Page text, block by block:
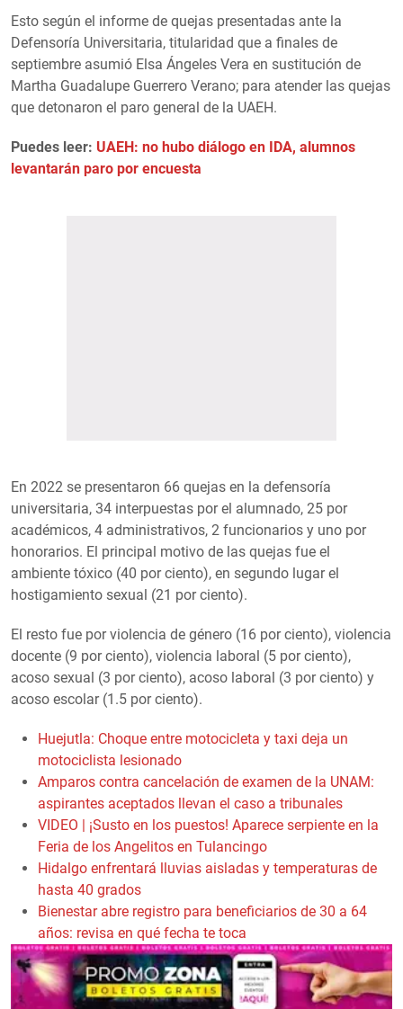
Esto según el informe de quejas presentadas ante la
Defensoría Universitaria, titularidad que a finales de
septiembre asumió Elsa Ángeles Vera en sustitución de
Martha Guadalupe Guerrero Verano; para atender las quejas
que detonaron el paro general de la UAEH.
Puedes leer: UAEH: no hubo diálogo en IDA, alumnos
levantarán paro por encuesta
En 2022 se presentaron 66 quejas en la defensoría
universitaria, 34 interpuestas por el alumnado, 25 por
académicos, 4 administrativos, 2 funcionarios y uno por
honorarios. El principal motivo de las quejas fue el
ambiente tóxico (40 por ciento), en segundo lugar el
hostigamiento sexual (21 por ciento).
El resto fue por violencia de género (16 por ciento), violencia
docente (9 por ciento), violencia laboral (5 por ciento),
acoso sexual (3 por ciento), acoso laboral (3 por ciento) y
acoso escolar (1.5 por ciento).
Huejutla: Choque entre motocicleta y taxi deja un
motociclista lesionado
Amparos contra cancelación de examen de la UNAM:
aspirantes aceptados llevan el caso a tribunales
VIDEO | ¡Susto en los puestos! Aparece serpiente en la
Feria de los Angelitos en Tulancingo
Hidalgo enfrentará lluvias aisladas y temperaturas de
hasta 40 grados
Bienestar abre registro para beneficiarios de 30 a 64
años: revisa en qué fecha te toca